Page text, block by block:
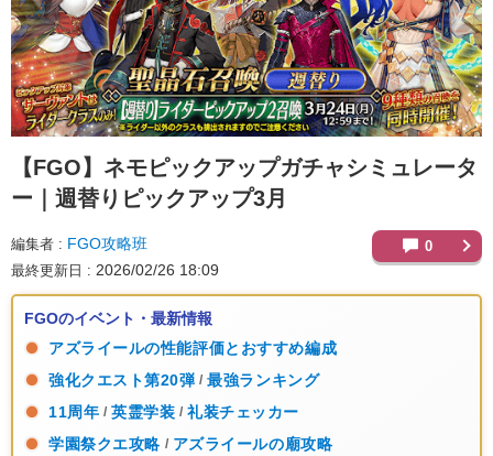
【FGO】 ネモピックアップガチャシミュレータ
ー｜週替りピックアップ3月
編集者 FGO攻略班
最終更新日 2026/02/26 18:09
0
FGOのイベント・最新情報
アズライールの性能評価とおすすめ編成
強化クエスト第20弾 / 最強ランキング
11周年 / 英霊学装 / 礼装チェッカー
学園祭クエ攻略 / アズライールの廟攻略